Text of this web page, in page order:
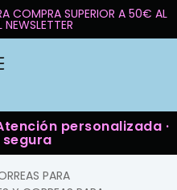
COMPRA SUPERIOR A 50€ AL
NEWSLETTER
personalizada ·
PARA